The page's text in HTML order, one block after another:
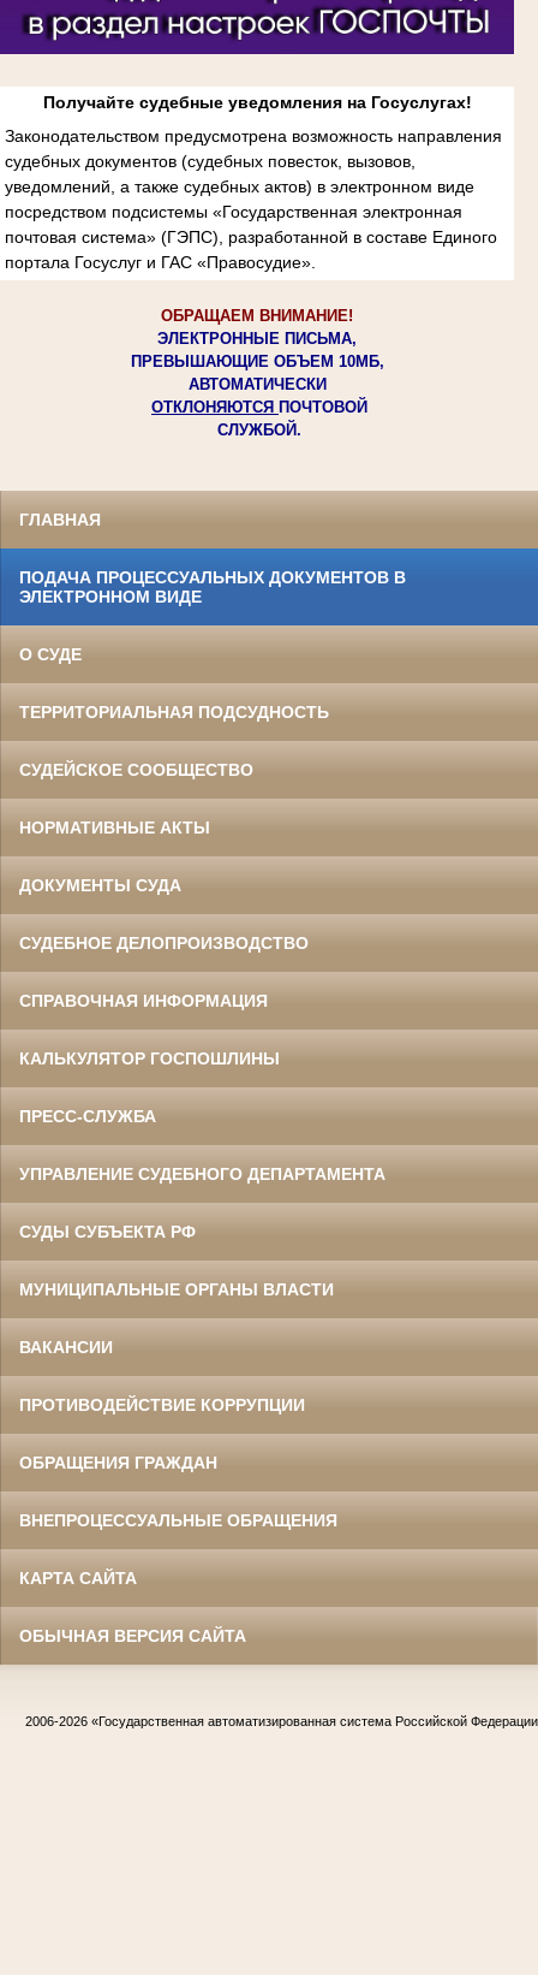
Получайте судебные уведомления на Госуслугах!
Законодательством предусмотрена возможность направления
судебных документов (судебных повесток, вызовов,
уведомлений, а также судебных актов) в электронном виде
посредством подсистемы «Государственная электронная
почтовая система» (ГЭПС), разработанной в составе Единого
портала Госуслуг и ГАС «Правосудие».
ОБРАЩАЕМ ВНИМАНИЕ!
ЭЛЕКТРОННЫЕ ПИСЬМА,
ПРЕВЫШАЮЩИЕ ОБЪЕМ 10МБ,
АВТОМАТИЧЕСКИ
ОТКЛОНЯЮТСЯ ПОЧТОВОЙ
СЛУЖБОЙ.
ГЛАВНАЯ
ПОДАЧА ПРОЦЕССУАЛЬНЫХ ДОКУМЕНТОВ В
ЭЛЕКТРОННОМ ВИДЕ
О СУДЕ
ТЕРРИТОРИАЛЬНАЯ ПОДСУДНОСТЬ
СУДЕЙСКОЕ СООБЩЕСТВО
НОРМАТИВНЫЕ АКТЫ
ДОКУМЕНТЫ СУДА
СУДЕБНОЕ ДЕЛОПРОИЗВОДСТВО
СПРАВОЧНАЯ ИНФОРМАЦИЯ
КАЛЬКУЛЯТОР ГОСПОШЛИНЫ
ПРЕСС-СЛУЖБА
УПРАВЛЕНИЕ СУДЕБНОГО ДЕПАРТАМЕНТА
СУДЫ СУБЪЕКТА РФ
МУНИЦИПАЛЬНЫЕ ОРГАНЫ ВЛАСТИ
ВАКАНСИИ
ПРОТИВОДЕЙСТВИЕ КОРРУПЦИИ
ОБРАЩЕНИЯ ГРАЖДАН
ВНЕПРОЦЕССУАЛЬНЫЕ ОБРАЩЕНИЯ
КАРТА САЙТА
ОБЫЧНАЯ ВЕРСИЯ САЙТА
2006-2026 «Государственная автоматизированная система Российской